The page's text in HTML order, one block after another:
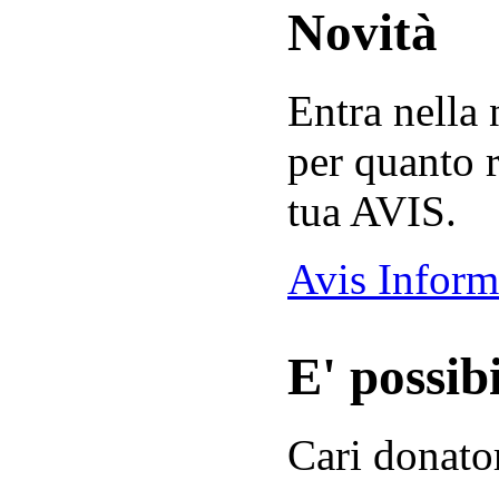
Novità
Entra nella
per quanto
tua AVIS.
Avis
E'
Cari